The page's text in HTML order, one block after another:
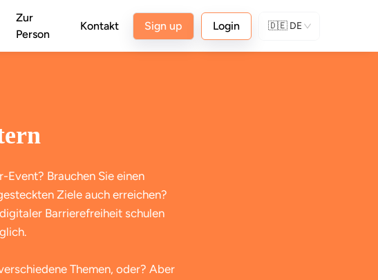
Zur
Person
Kontakt Sign up Login 🇩🇪 DE
Event? Brauchen Sie einen
Ziele auch erreichen?
Barrierefreiheit schulen
Themen, oder? Aber